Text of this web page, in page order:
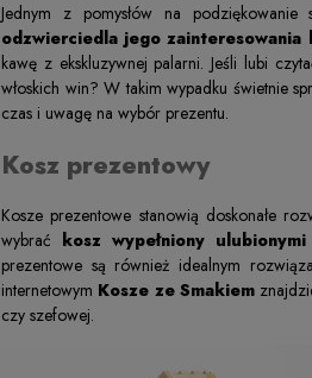
Jednym z pomysłów na
odzwierciedla jego
kawę z ekskluzywnej palarni. Jeśli lubi
włoskich win? W takim wypadku świetnie
czas i uwagę na wybór prezentu.
Kosz prezentowy
Kosze prezentowe stanowią doskonałe
wybrać kosz wypełniony
prezentowe są również idealnym
internetowym Kosze ze Smakiem
czy szefowej.